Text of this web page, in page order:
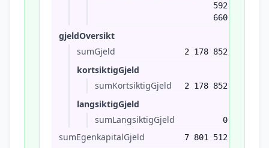
592
660
gjeldOversikt
sumGjeld
2 178 852
kortsiktigGjeld
sumKortsiktigGjeld
2 178 852
langsiktigGjeld
sumLangsiktigGjeld
0
sumEgenkapitalGjeld 7 801 512